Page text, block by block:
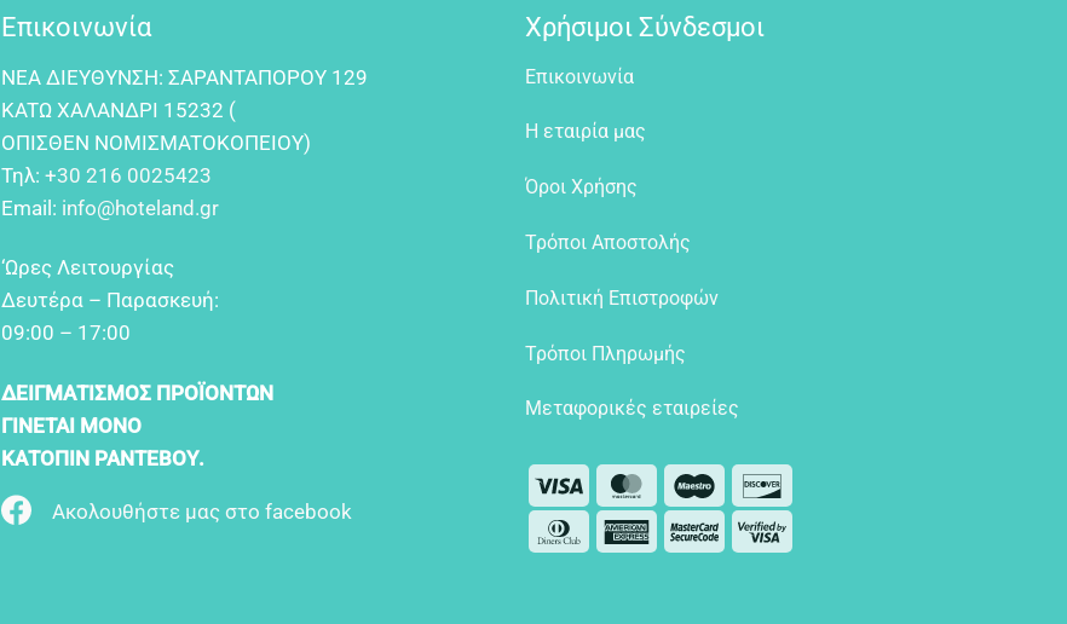
Επικοινωνία
NEA ΔIEYΘYNΣH: ΣAPANTAΠOPOY 129
KATΩ XAΛANΔPI 15232 (
OΠIΣΘEN NOMIΣMATOKOΠEIOY)
Τηλ: +30 216 0025423
Email: info@hoteland.gr
‘Ωρες Λειτουργίας
Δευτέρα – Παρασκευή:
09:00 – 17:00
ΔΕΙΓΜΑΤΙΣΜΟΣ ΠΡΟΪΟΝΤΩΝ
ΓΙΝΕΤΑΙ ΜΟΝΟ
ΚΑΤΟΠΙΝ ΡΑΝΤΕΒΟΥ.
Ακολουθήστε μας στο facebook
Χρήσιμοι Σύνδεσμοι
Επικοινωνία
Η εταιρία μας
Όροι Χρήσης
Τρόποι Αποστολής
Πολιτική Επιστροφών
Τρόποι Πληρωμής
Μεταφορικές εταιρείες
Visa MasterCardMaestro
Dinners AmericanMasterCard
Visa